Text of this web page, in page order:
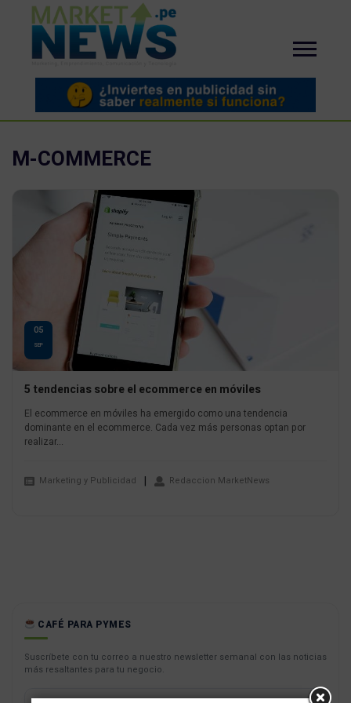
M-COMMERCE
05
SEP
5 tendencias sobre el ecommerce en móviles
El ecommerce en móviles ha emergido como una tendencia
dominante en el ecommerce. Cada vez más personas optan por
realizar...
Marketing y Publicidad Redaccion MarketNews
CAFÉ PARA PYMES
Suscríbete con tu correo a nuestro newsletter semanal con las noticias
más resaltantes para tu negocio.